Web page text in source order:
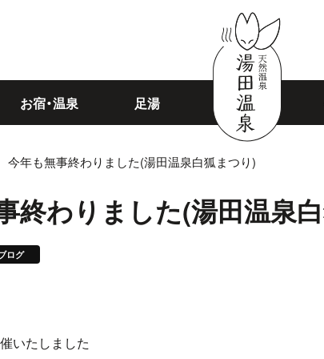
お宿・温泉 足湯
今年も無事終わりました(湯田温泉白狐まつり)
終わりました(湯田温泉
ログ
いたしました